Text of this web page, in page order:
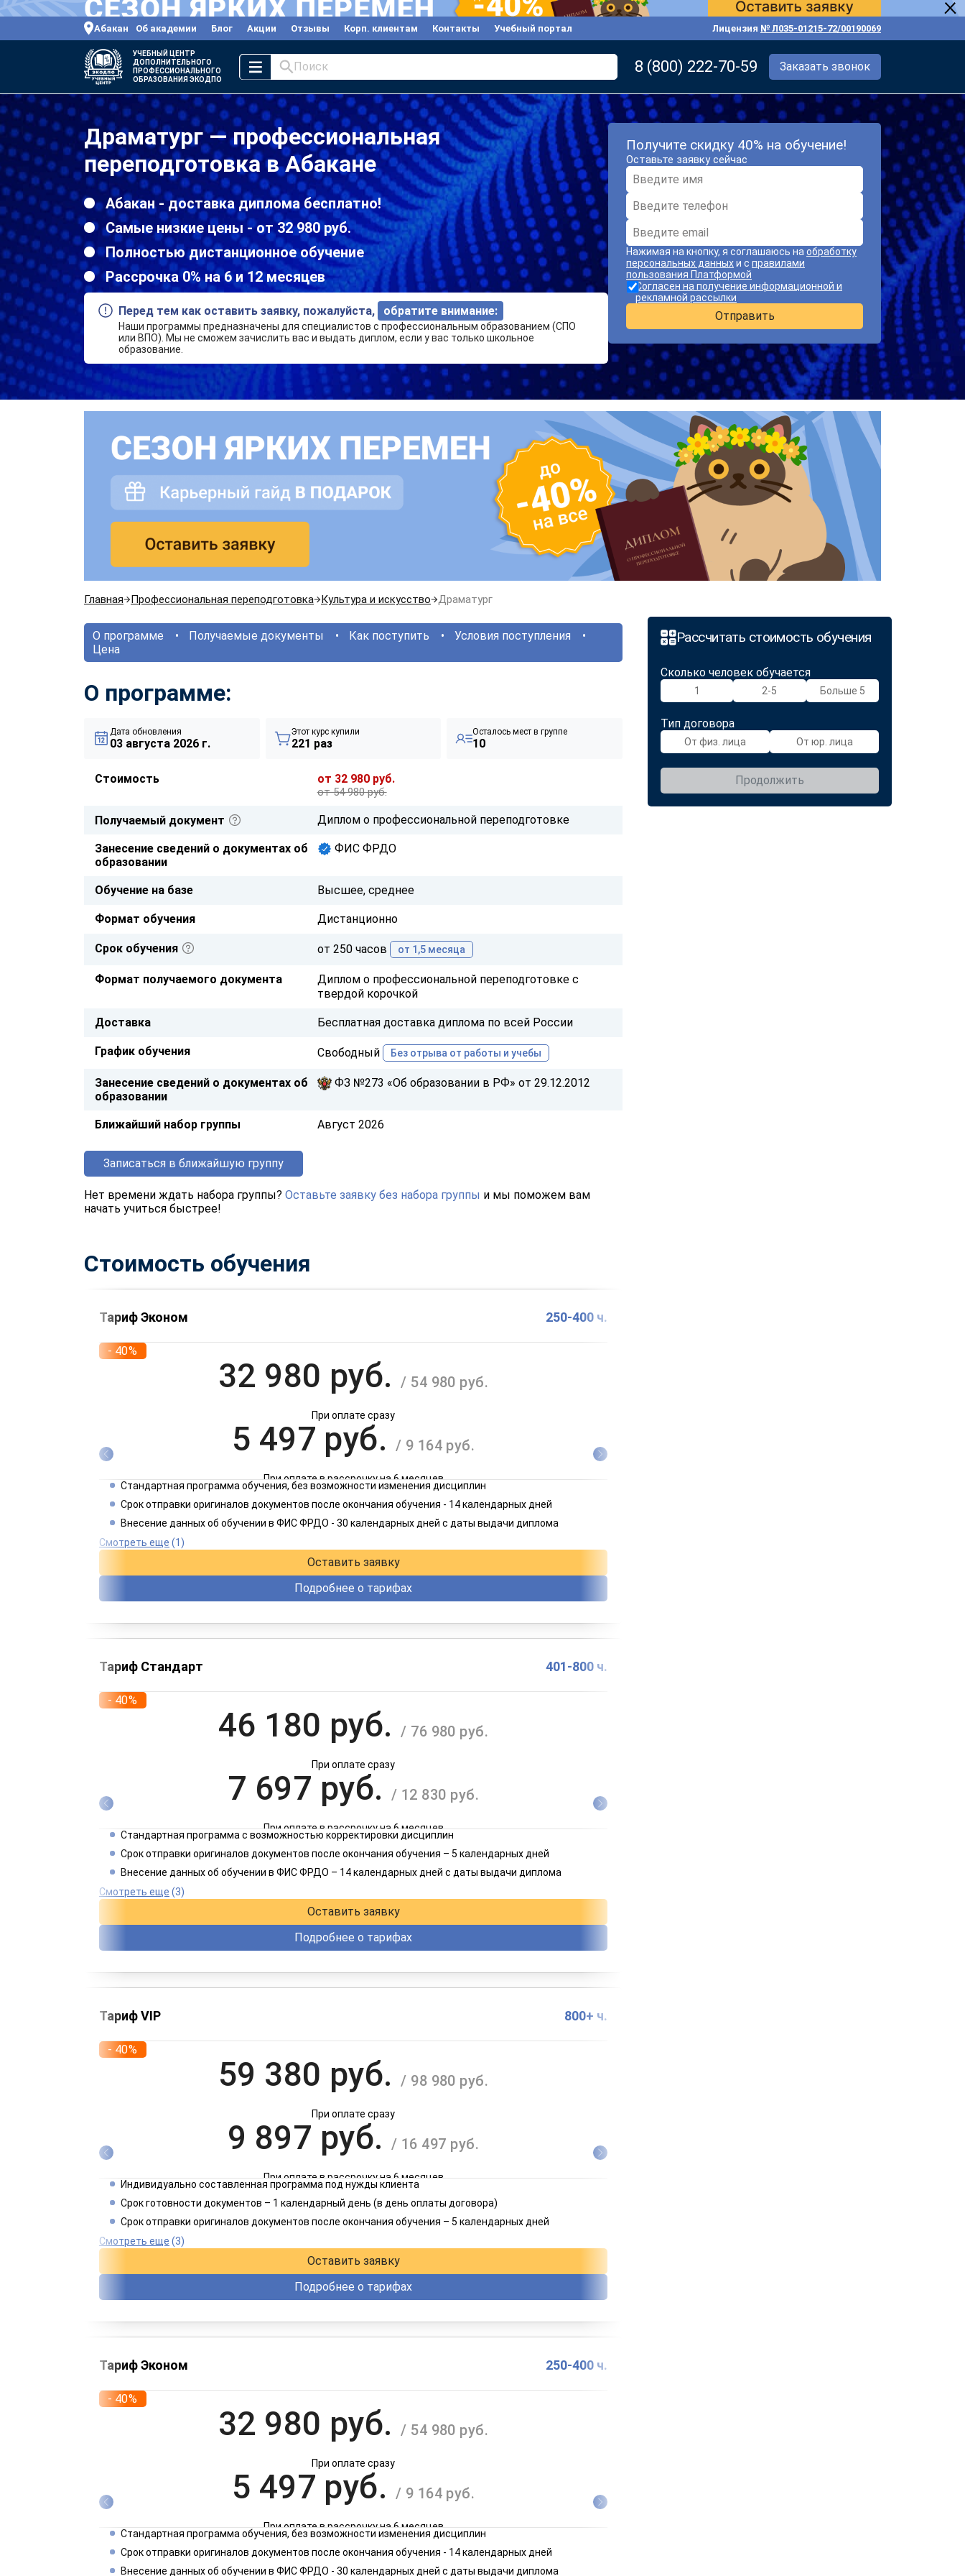
Абакан Об академии Блог Акции Отзывы Корп. клиентам Контакты Учебный портал Лицензия № Л035-01215-72/00190069
УЧЕБНЫЙ ЦЕНТР
ДОПОЛНИТЕЛЬНОГО
ПРОФЕССИОНАЛЬНОГО
ОБРАЗОВАНИЯ ЭКОДПО
Поиск 8 (800) 222-70-59 Заказать звонок
Драматург — профессиональная
переподготовка в Абакане
Абакан - доставка диплома бесплатно!
Самые низкие цены - от 32 980 руб.
Полностью дистанционное обучение
Рассрочка 0% на 6 и 12 месяцев
Перед тем как оставить заявку, пожалуйста, обратите внимание:
Наши программы предназначены для специалистов с профессиональным образованием (СПО
или ВПО). Мы не сможем зачислить вас и выдать диплом, если у вас только школьное
образование.
Получите скидку 40% на обучение!
Оставьте заявку сейчас
Нажимая на кнопку, я соглашаюсь на обработку
персональных данныхи с правилами
пользования Платформой
Согласен на получение информационной и
рекламной рассылки
Отправить
Главная Профессиональная переподготовка Культура и искусство Драматург
Рассчитать стоимость обучения
Сколько человек обучается
1 2-5 Больше 5
Тип договора
От физ. лица От юр. лица
Продолжить
О программе Получаемые документы Как поступить
Условия поступления
Цена
О программе:
Дата обновления
03 августа 2026 г.
Этот курс купили
221 раз
Осталось мест в группе
10
Стоимость от 32 980 руб.
от 54 980 руб.
Получаемый документ Диплом о профессиональной переподготовке
Занесение сведений о документах об
образовании
ФИС ФРДО
Обучение на базе Высшее, среднее
Формат обучения Дистанционно
Срок обучения от 250 часов от 1,5 месяца
Формат получаемого документа
Диплом о профессиональной переподготовке с
твердой корочкой
Доставка Бесплатная доставка диплома по всей России
График обучения Свободный Без отрыва от работы и учебы
Занесение сведений о документах об
образовании
ФЗ №273 «Об образовании в РФ» от 29.12.2012
Ближайший набор группы Август 2026
Записаться в ближайшую группу
Нет времени ждать набора группы? Оставьте заявку без набора группы и мы поможем вам
начать учиться быстрее!
Стоимость обучения
Тариф Эконом 250-400 ч.
- 40%
32 980 руб./ 54 980 руб.
При оплате сразу
5 497 руб. / 9 164 руб.
При оплате в рассрочку на 6 месяцев
2 749 руб./ 4 582 руб.
Стандартная программа обучения, без возможности изменения дисциплин
Срок отправки оригиналов документов после окончания обучения - 14 календарных дней
Внесение данных об обучении в ФИС ФРДО - 30 календарных дней с даты выдачи диплома
Смотреть еще (1)
Оставить заявку
Подробнее о тарифах
Тариф Стандарт 401-800 ч.
- 40%
46 180 руб./ 76 980 руб.
При оплате сразу
7 697 руб./ 12 830 руб.
При оплате в рассрочку на 6 месяцев
3 849 руб./ 6 415 руб.
Стандартная программа с возможностью корректировки дисциплин
Срок отправки оригиналов документов после окончания обучения – 5 календарных дней
Внесение данных об обучении в ФИС ФРДО – 14 календарных дней с даты выдачи диплома
Смотреть еще (3)
Оставить заявку
Подробнее о тарифах
Тариф VIP 800+ ч.
- 40%
59 380 руб./ 98 980 руб.
При оплате сразу
9 897 руб./ 16 497 руб.
При оплате в рассрочку на 6 месяцев
4 949 руб./ 8 249 руб.
Индивидуально составленная программа под нужды клиента
Срок готовности документов – 1 календарный день (в день оплаты договора)
Срок отправки оригиналов документов после окончания обучения – 5 календарных дней
Смотреть еще (3)
Оставить заявку
Подробнее о тарифах
Тариф Эконом 250-400 ч.
- 40%
32 980 руб./ 54 980 руб.
При оплате сразу
5 497 руб. / 9 164 руб.
При оплате в рассрочку на 6 месяцев
2 749 руб./ 4 582 руб.
Стандартная программа обучения, без возможности изменения дисциплин
Срок отправки оригиналов документов после окончания обучения - 14 календарных дней
Внесение данных об обучении в ФИС ФРДО - 30 календарных дней с даты выдачи диплома